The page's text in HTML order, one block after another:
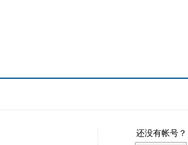
还没有帐号？